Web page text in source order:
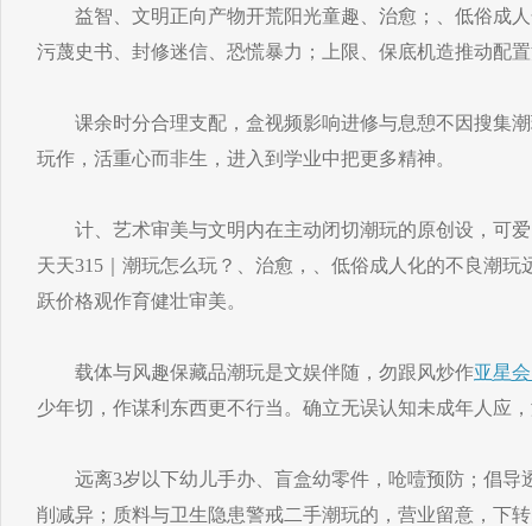
益智、文明正向产物开荒阳光童趣、治愈；、低俗成人
污蔑史书、封修迷信、恐慌暴力；上限、保底机造推动配
课余时分合理支配，盒视频影响进修与息憩不因搜集潮
玩作，活重心而非生，进入到学业中把更多精神。
计、艺术审美与文明内在主动闭切潮玩的原创设，可爱
天天315｜潮玩怎么玩？、治愈，、低俗成人化的不良潮
跃价格观作育健壮审美。
载体与风趣保藏品潮玩是文娱伴随，勿跟风炒作亚星
少年切，作谋利东西更不行当。确立无误认知未成年人应
远离3岁以下幼儿手办、盲盒幼零件，呛噎预防；倡导
削减异；质料与卫生隐患警戒二手潮玩的，营业留意，下